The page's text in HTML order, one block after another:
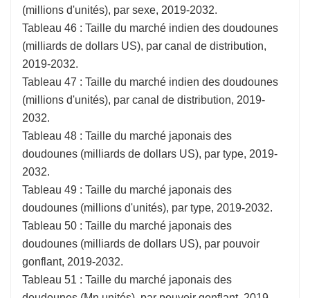
(millions d'unités), par sexe, 2019-2032.
Tableau 46 : Taille du marché indien des doudounes
(milliards de dollars US), par canal de distribution,
2019-2032.
Tableau 47 : Taille du marché indien des doudounes
(millions d'unités), par canal de distribution, 2019-
2032.
Tableau 48 : Taille du marché japonais des
doudounes (milliards de dollars US), par type, 2019-
2032.
Tableau 49 : Taille du marché japonais des
doudounes (millions d'unités), par type, 2019-2032.
Tableau 50 : Taille du marché japonais des
doudounes (milliards de dollars US), par pouvoir
gonflant, 2019-2032.
Tableau 51 : Taille du marché japonais des